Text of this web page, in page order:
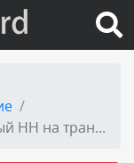
Производство зажимы контактный НН на трансформатор 400кВа к шпильке М20